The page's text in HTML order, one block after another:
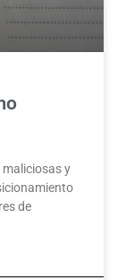
maliciosas y
de